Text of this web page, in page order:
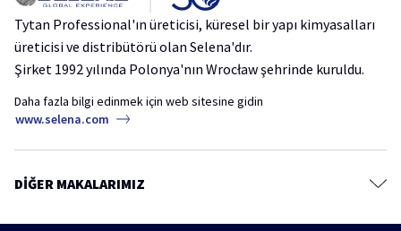
Kimyasal Dübel
Aerosoller
Silikon ve Mastik Rehberi: Sızdırmazlık Ürünleri ve Uygulama Teknikleri
Yalıtım Sorunlarına Pratik Çözümler: Thermospray Akustik PU Yalıtım
Tytan Professional'ın üreticisi, küresel bir yapı kimyasalları
üreticisi ve distribütörü olan Selena'dır.
Şirket 1992 yılında Polonya'nın Wrocław şehrinde kuruldu.
Daha fazla bilgi edinmek için web sitesine gidin
www.selena.com
DIĞER MAKALARIMIZ